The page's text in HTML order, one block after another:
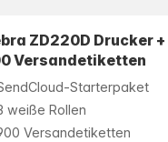
ZD220D Drucker +
Versandetiketten
Starterpaket
weiße Rollen
Versandetiketten